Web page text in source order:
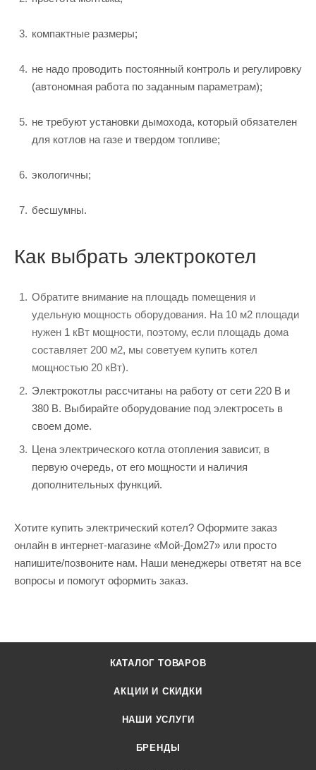
компактные размеры;
не надо проводить постоянный контроль и регулировку
(автономная работа по заданным параметрам);
не требуют установки дымохода, который обязателен
для котлов на газе и твердом топливе;
экологичны;
бесшумны.
Как выбрать электрокотел
Обратите внимание на площадь помещения и
удельную мощность оборудования. На 10 м2 площади
нужен 1 кВт мощности, поэтому, если площадь дома
составляет 200 м2, мы советуем купить котел
мощностью 20 кВт).
Электрокотлы рассчитаны на работу от сети 220 В и
380 В. Выбирайте оборудование под электросеть в
своем доме.
Цена электрического котла отопления зависит, в
первую очередь, от его мощности и наличия
дополнительных функций.
Хотите купить электрический котел? Оформите заказ
онлайн в интернет-магазине «Мой-Дом27» или просто
напишите/позвоните нам. Наши менеджеры ответят на все
вопросы и помогут оформить заказ.
КАТАЛОГ ТОВАРОВ
АКЦИИ И СКИДКИ
НАШИ УСЛУГИ
БРЕНДЫ